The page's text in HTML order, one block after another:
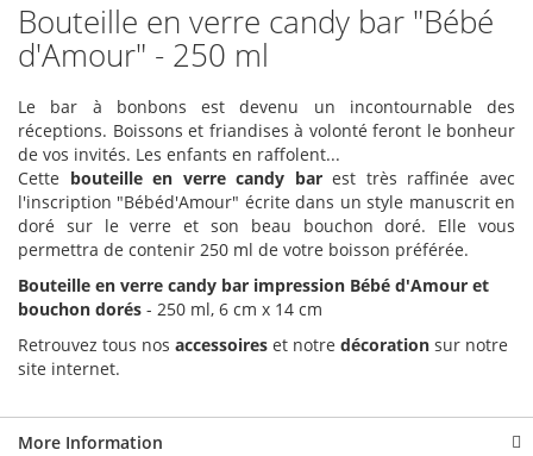
Bouteille en verre candy bar "Bébé
d'Amour" - 250 ml
Le bar à bonbons est devenu un incontournable des
réceptions. Boissons et friandises à volonté feront le bonheur
de vos invités. Les enfants en raffolent...
Cette bouteille en verre candy barest très raffinée avec
l'inscription "Bébéd'Amour" écrite dans un style manuscrit en
doré sur le verre et son beau bouchon doré. Elle vous
permettra de contenir 250 ml de votre boisson préférée.
Bouteille en verre candy bar impression Bébé d'Amour et
bouchon dorés - 250 ml, 6 cm x 14 cm
Retrouvez tous nos accessoires et notre décoration sur notre
site internet.
More Information